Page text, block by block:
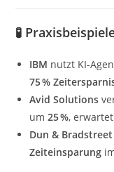
🧪
IBM nutzt KI-
75 %
Avid Solutions
um25 %,
Dun & Bradstreet
Zeiteinsparung